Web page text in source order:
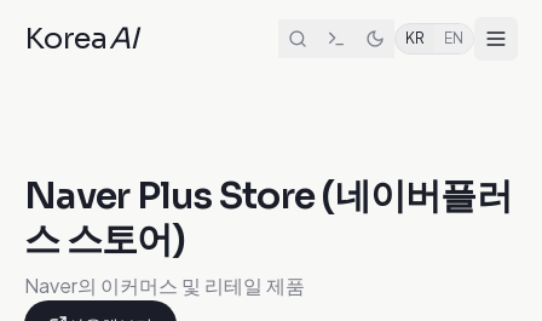
KoreaAI KR EN
Naver Plus Store (네이버플러
스 스토어)
Naver의 이커머스 및 리테일 제품